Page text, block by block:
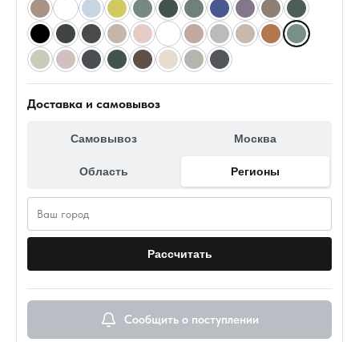
Доставка и самовывоз
Самовывоз Москва
Область Регионы
Рассчитать
Сообщить о поступлении